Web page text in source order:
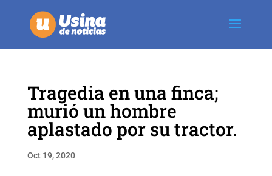
Tragedia en una finca;
murió un hombre
aplastado por su tractor.
Oct 19, 2020